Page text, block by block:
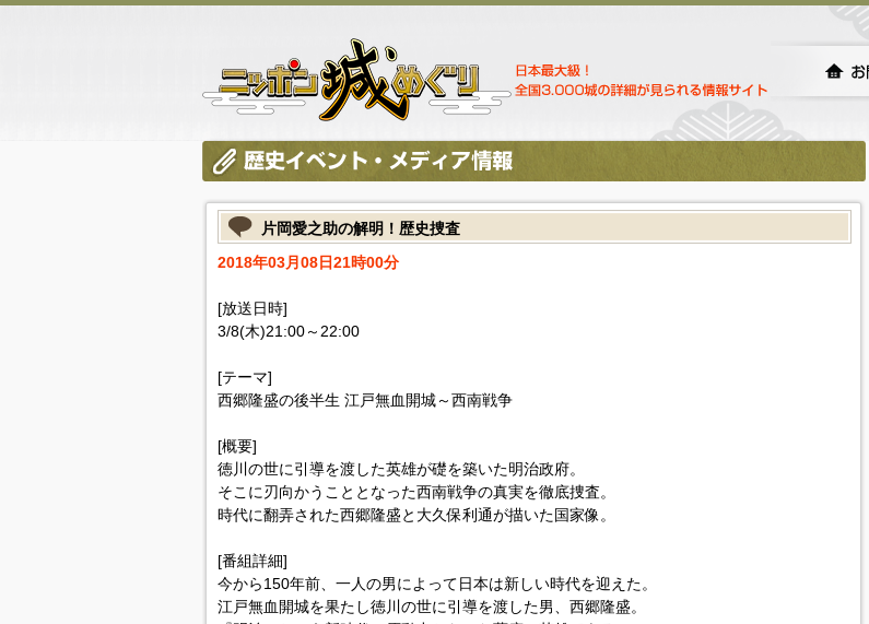
片岡愛之助の解明！歴史捜査
2018年03月08日21時00分
[放送日時]
3/8(木)21:00～22:00
[テーマ]
西郷隆盛の後半生 江戸無血開城～西南戦争
[概要]
徳川の世に引導を渡した英雄が礎を築いた明治政府。
そこに刃向かうこととなった西南戦争の真実を徹底捜査。
時代に翻弄された西郷隆盛と大久保利通が描いた国家像。
[番組詳細]
今から150年前、一人の男によって日本は新しい時代を迎えた。
江戸無血開城を果たし徳川の世に引導を渡した男、西郷隆盛。